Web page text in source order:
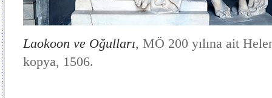
Laokoon ve Oğulları, MÖ 200 yılına ait
kopya, 1506.